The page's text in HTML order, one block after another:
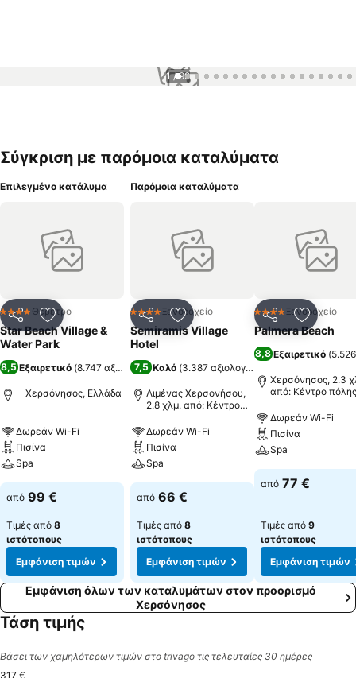
1 / 99
Σύγκριση με παρόμοια καταλύματα
Επιλεγμένο κατάλυμα
ΚοινοποίησηΠροσθήκη στα αγαπημένα
4 ΑστέριαΘέρετρο
Star Beach Village &
Water Park
8,5Εξαιρετικό (8.747 αξιολογήσεις)
Χερσόνησος, Ελλάδα
Δωρεάν Wi-Fi
Πισίνα
Spa
από 99 €
Τιμές από 8
ιστότοπους
Εμφάνιση τιμών
Παρόμοια καταλύματα
ΚοινοποίησηΠροσθήκη στα αγαπημένα
4 ΑστέριαΞενοδοχείο
Semiramis Village
Hotel
7,5 Καλό (3.387 αξιολογήσεις
Λιμένας Χερσονήσου,
2.8 χλμ. από: Κέντρο
Δωρεάν Wi-Fi
Πισίνα
Spa
από 66 €
Τιμές από 8
ιστότοπους
Εμφάνιση τιμών
Κοινοποίηση
4 ΑστέριαΞενοδοχείο
Palmera Beach
8,8Εξαιρετικό (
Χερσόνησος, 2.3
από: Κέντρο πόλης
Δωρεάν Wi-Fi
Πισίνα
Spa
από 77 €
Τιμές από 9
ιστότοπους
Εμφάνιση τιμών
Εμφάνιση όλων των καταλυμάτων στον προορισμό
Χερσόνησος
Τάση τιμής
Βάσει των χαμηλότερων τιμών στο trivago τις τελευταίες 30 ημέρες
317 €